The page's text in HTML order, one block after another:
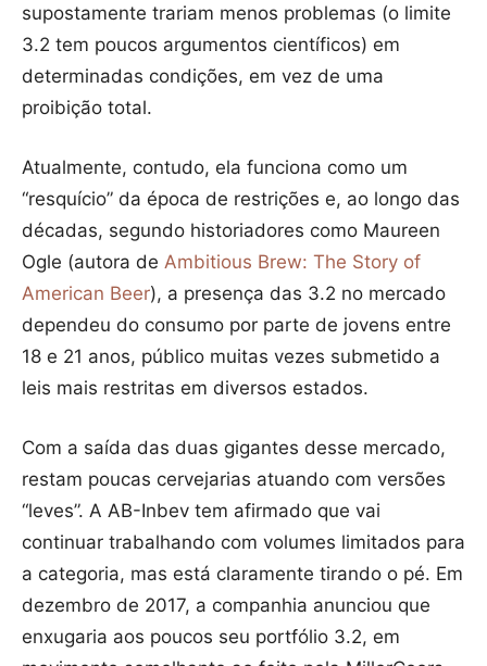
supostamente trariam menos problemas (o limite
3.2 tem poucos argumentos científicos) em
determinadas condições, em vez de uma
proibição total.
Atualmente, contudo, ela funciona como um
“resquício” da época de restrições e, ao longo das
décadas, segundo historiadores como Maureen
Ogle (autora de Ambitious Brew: The Story of
American Beer), a presença das 3.2 no mercado
dependeu do consumo por parte de jovens entre
18 e 21 anos, público muitas vezes submetido a
leis mais restritas em diversos estados.
Com a saída das duas gigantes desse mercado,
restam poucas cervejarias atuando com versões
“leves”. A AB-Inbev tem afirmado que vai
continuar trabalhando com volumes limitados para
a categoria, mas está claramente tirando o pé. Em
dezembro de 2017, a companhia anunciou que
enxugaria aos poucos seu portfólio 3.2, em